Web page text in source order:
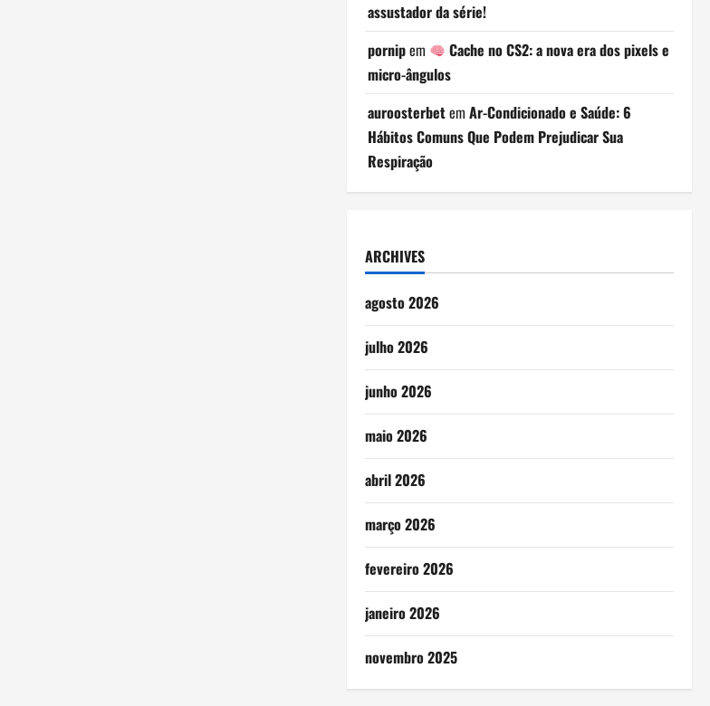
assustador da série!
pornipem
Cache no CS2: a nova era dos pixels e
micro-ângulos
auroosterbetem Ar-Condicionado e Saúde: 6
Hábitos Comuns Que Podem Prejudicar Sua
Respiração
ARCHIVES
agosto 2026
julho 2026
junho 2026
maio 2026
abril 2026
março 2026
fevereiro 2026
janeiro 2026
novembro 2025